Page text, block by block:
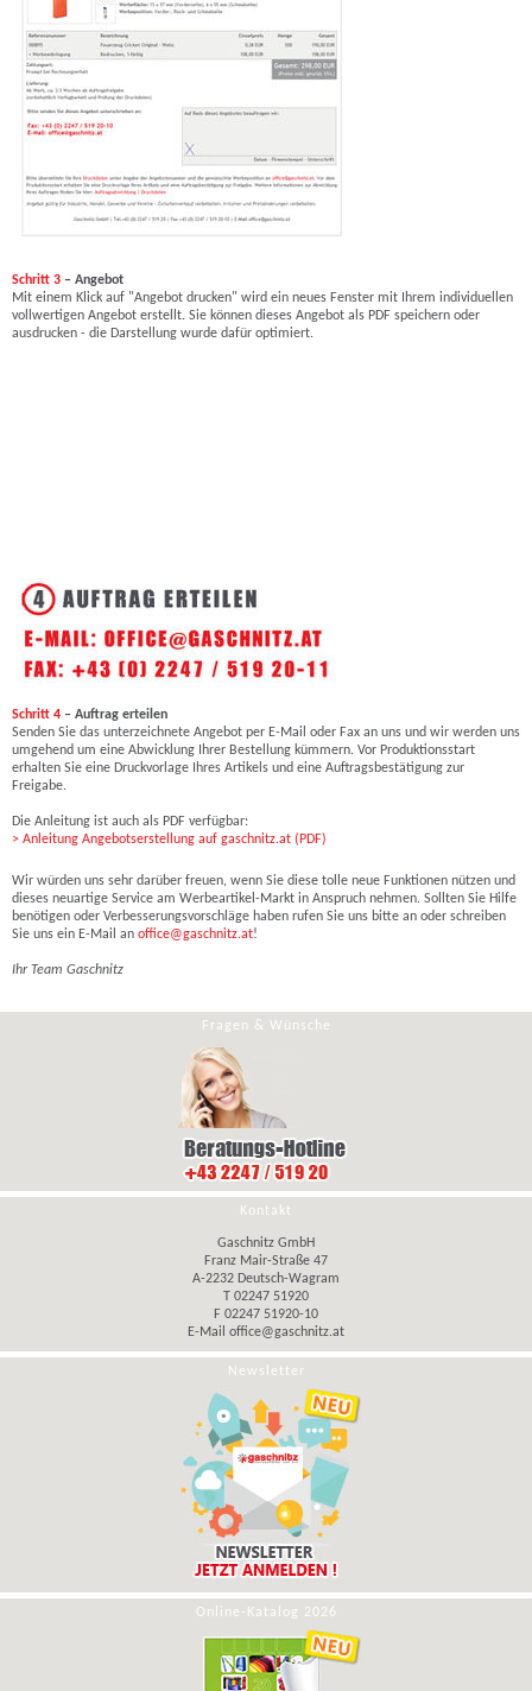
Schritt 3 – Angebot
Mit einem Klick auf "Angebot drucken" wird ein neues Fenster mit Ihrem individuellen
vollwertigen Angebot erstellt. Sie können dieses Angebot als PDF speichern oder
ausdrucken - die Darstellung wurde dafür optimiert.
Schritt 4 – Auftrag erteilen
Senden Sie das unterzeichnete Angebot per E-Mail oder Fax an uns und wir werden uns
umgehend um eine Abwicklung Ihrer Bestellung kümmern. Vor Produktionsstart
erhalten Sie eine Druckvorlage Ihres Artikels und eine Auftragsbestätigung zur
Freigabe.
Die Anleitung ist auch als PDF verfügbar:
> Anleitung Angebotserstellung auf gaschnitz.at (PDF)
Wir würden uns sehr darüber freuen, wenn Sie diese tolle neue Funktionen nützen und
dieses neuartige Service am Werbeartikel-Markt in Anspruch nehmen. Sollten Sie Hilfe
benötigen oder Verbesserungsvorschläge haben rufen Sie uns bitte an oder schreiben
Sie uns ein E-Mail an office@gaschnitz.at!
Ihr Team Gaschnitz
Fragen & Wünsche
Kontakt
Gaschnitz GmbH
Franz Mair-Straße 47
A-2232 Deutsch-Wagram
T 02247 51920
F 02247 51920-10
E-Mail office@gaschnitz.at
Newsletter
Online-Katalog 2026